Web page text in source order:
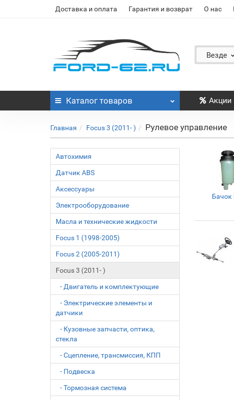
Доставка и оплата Гарантия и возврат О нас
Везде
Каталог товаров Акции
Главная Focus 3 (2011- ) Рулевое управление
Автохимия
Датчик ABS
Аксессуары
Электрооборудование
Масла и технические жидкости
Focus 1 (1998-2005)
Focus 2 (2005-2011)
Focus 3 (2011- )
- Двигатель и комплектующие
- Электрические элементы и
датчики
- Кузовные запчасти, оптика,
стекла
- Сцепление, трансмиссия, КПП
- Подвеска
- Тормозная система
Бачок